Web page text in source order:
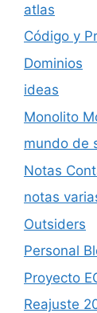
atlas
Código y
Dominios
ideas
Monolito
mundo de
Notas
notas
Outsiders
Personal
Proyecto
Reajuste